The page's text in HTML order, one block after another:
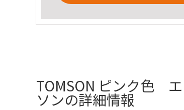
TOMSON ピンク色
ソンの詳細情報